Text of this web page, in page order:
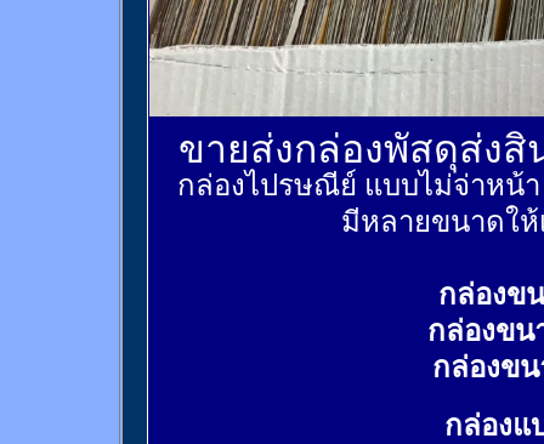
ขายส่งกล่องพัสดุส่ง
กล่องไปรษณีย์ แบบไม่จ่าหน้
มีหลายขนาดให้
กล่องข
กล่องขน
กล่องข
กล่องแ